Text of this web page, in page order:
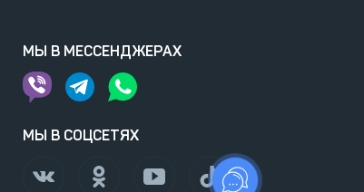
МЫ В МЕССЕНДЖЕРАХ
МЫ В СОЦСЕТЯХ